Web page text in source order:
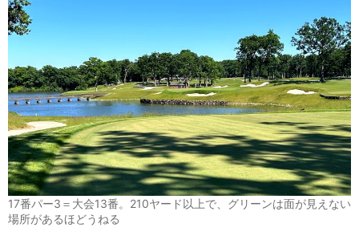
17番パー3＝大会13番。210ヤード以上で、グリーンは面が見えない
場所があるほどうねる